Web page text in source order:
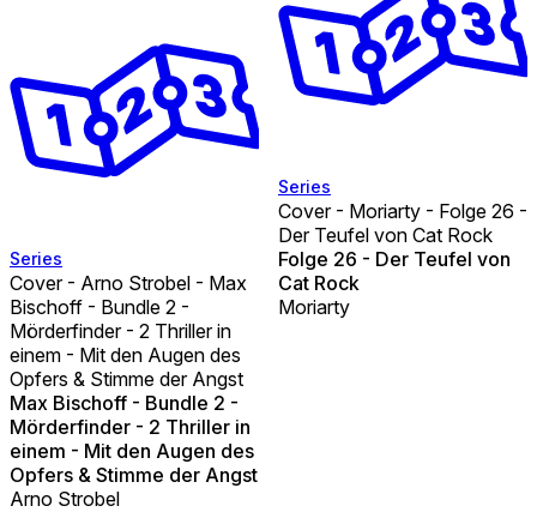
Series
Cover - Arno Strobel - Max
Bischoff - Bundle 2 -
Mörderfinder - 2 Thriller in
einem - Mit den Augen des
Opfers & Stimme der Angst
Max Bischoff - Bundle 2 -
Mörderfinder - 2 Thriller in
einem - Mit den Augen des
Opfers & Stimme der Angst
Arno Strobel
Series
Cover - Moriarty - Folge 26 -
Der Teufel von Cat Rock
Folge 26 - Der Teufel von
Cat Rock
Moriarty